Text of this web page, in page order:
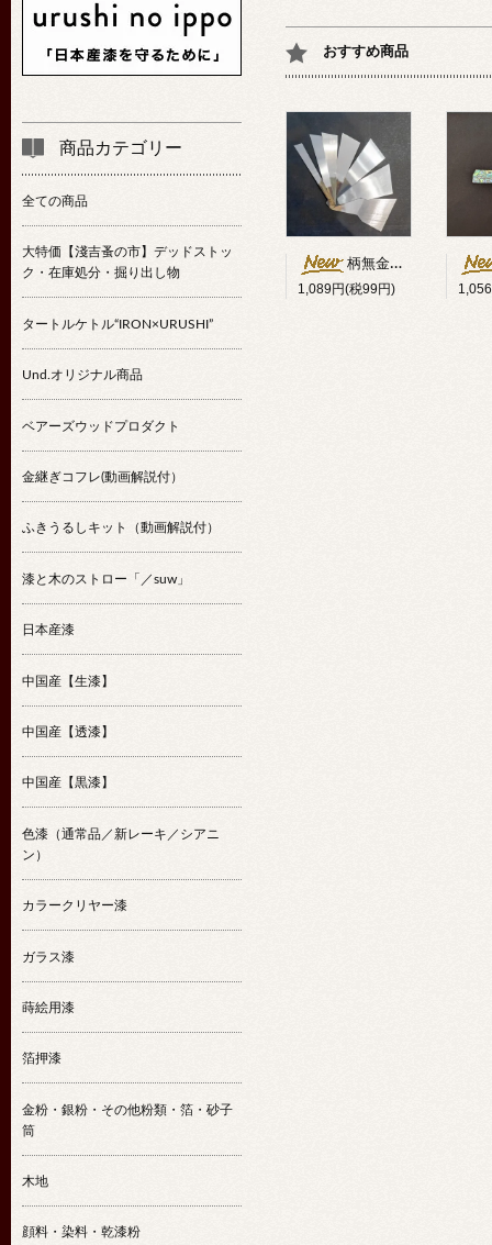
おすすめ商品
柄無金ベラ斜型（ハガネ）
1,089円(税99円)
商品カテゴリー
全ての商品
大特価【淺吉蚤の市】デッドストッ
ク・在庫処分・掘り出し物
タートルケトル“IRON×URUSHI”
Und.オリジナル商品
ベアーズウッドプロダクト
金継ぎコフレ(動画解説付）
ふきうるしキット（動画解説付）
漆と木のストロー「／suw」
日本産漆
中国産【生漆】
中国産【透漆】
中国産【黒漆】
色漆（通常品／新レーキ／シアニ
ン）
カラークリヤー漆
ガラス漆
蒔絵用漆
箔押漆
金粉・銀粉・その他粉類・箔・砂子
筒
木地
顔料・染料・乾漆粉